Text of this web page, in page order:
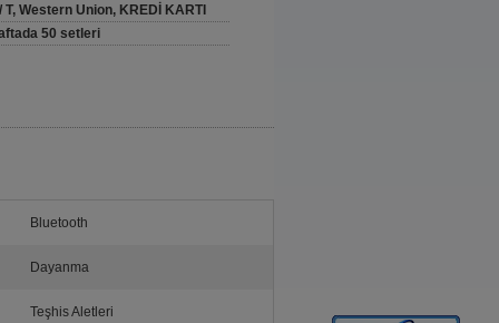
T, Western Union, KREDİ KARTI
50 setleri
Bluetooth
Dayanma
Teşhis Aletleri